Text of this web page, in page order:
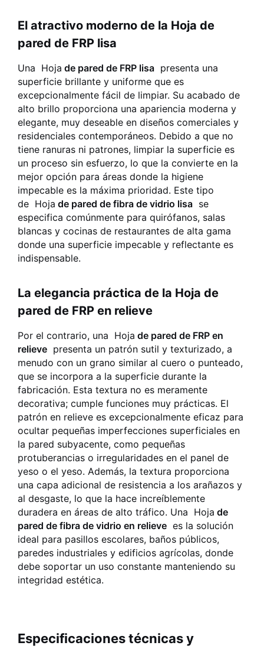
El atractivo moderno de la Hoja de
pared de FRP lisa
Una Hoja de pared de FRP lisa presenta una
superficie brillante y uniforme que es
excepcionalmente fácil de limpiar. Su acabado de
alto brillo proporciona una apariencia moderna y
elegante, muy deseable en diseños comerciales y
residenciales contemporáneos. Debido a que no
tiene ranuras ni patrones, limpiar la superficie es
un proceso sin esfuerzo, lo que la convierte en la
mejor opción para áreas donde la higiene
impecable es la máxima prioridad. Este tipo
de Hoja de pared de fibra de vidrio lisa se
especifica comúnmente para quirófanos, salas
blancas y cocinas de restaurantes de alta gama
donde una superficie impecable y reflectante es
indispensable.
La elegancia práctica de la Hoja de
pared de FRP en relieve
Por el contrario, una Hoja de pared de FRP en
relieve presenta un patrón sutil y texturizado, a
menudo con un grano similar al cuero o punteado,
que se incorpora a la superficie durante la
fabricación. Esta textura no es meramente
decorativa; cumple funciones muy prácticas. El
patrón en relieve es excepcionalmente eficaz para
ocultar pequeñas imperfecciones superficiales en
la pared subyacente, como pequeñas
protuberancias o irregularidades en el panel de
yeso o el yeso. Además, la textura proporciona
una capa adicional de resistencia a los arañazos y
al desgaste, lo que la hace increíblemente
duradera en áreas de alto tráfico. Una Hoja de
pared de fibra de vidrio en relieve es la solución
ideal para pasillos escolares, baños públicos,
paredes industriales y edificios agrícolas, donde
debe soportar un uso constante manteniendo su
integridad estética.
Especificaciones técnicas y